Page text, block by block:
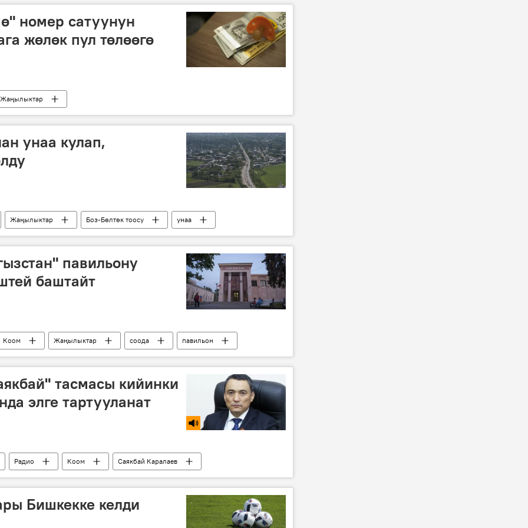
номер сатуунун
жөлөк пул төлөөгө
Жаңылыктар
аркылуу сатуу
Мамлекеттик каттоо кызматы
унаа кулап,
Жаңылыктар Боз-Бөлтөк тоосу
унаа
павильону
баштайт
Коом Жаңылыктар соода
павильон
тасмасы кийинки
элге тартууланат
Радио Коом
Саякбай Каралаев
Бишкекке келди